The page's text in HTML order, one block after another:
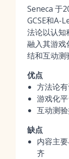
Seneca 于
GCSE和A-
法论以认知
融入其游戏
结和互动测
优点
方法论
游戏化
互动测
缺点
内容主
齐